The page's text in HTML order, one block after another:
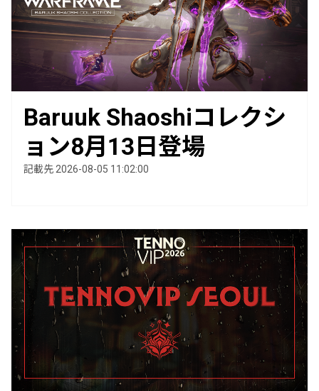
Baruuk Shaoshiコレクシ
ョン8月13日登場
記載先 2026-08-05 11:02:00